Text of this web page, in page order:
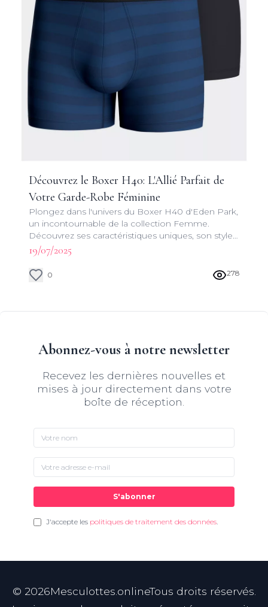
Découvrez le Boxer H40: L'Allié Parfait de
Votre Garde-Robe Féminine
Plongez dans l'univers du Boxer H40 d'Eden Park,
un incontournable de la collection Femme.
Découvrez ses caractéristiques uniques, son style
raffiné et pourquoi il mérite une place de choix
dans votre dressing.
19/07/2025
0 278
Abonnez-vous à notre newsletter
Recevez les dernières nouvelles et
mises à jour directement dans votre
boîte de réception.
S'abonner
J'accepte les politiques de traitement des données.
© 2026Mesculottes.onlineTous droits réservés.